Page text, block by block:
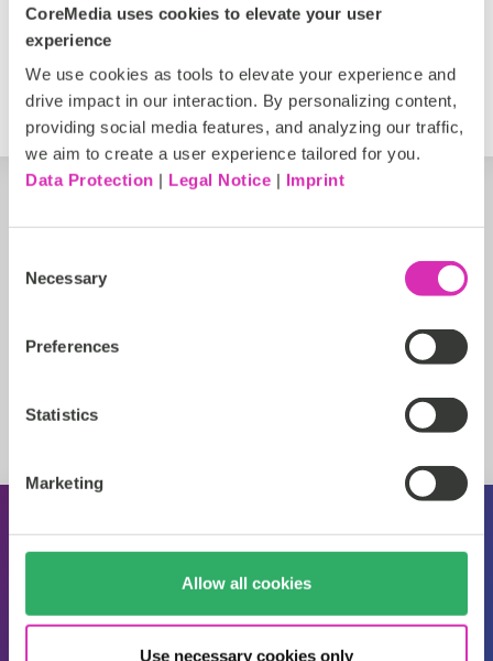
CoreMedia uses cookies to elevate your user
experience
We use cookies as tools to elevate your experience and
drive impact in our interaction. By personalizing content,
providing social media features, and analyzing our traffic,
we aim to create a user experience tailored for you.
Data Protection | Legal Notice | Imprint
Selection
Necessary
Preferences
Statistics
Marketing
Allow all cookies
Use necessary cookies only
Silber
https://www.valtech.com/de-de/
Über CoreMedia
Pressemitteilungen
Blog